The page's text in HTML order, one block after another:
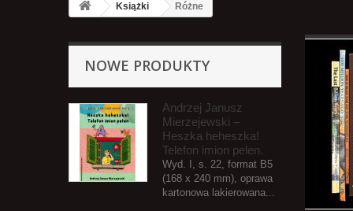
Książki Różne
NOWE PRODUKTY
Andrzej Janusz
Mierzejewski –
Heszka heheszka!
Telefon imion pelen.
Wyd. I, s. 22, format B5
(168 x 240 mm), oprawa
kartonowa lakierowana...